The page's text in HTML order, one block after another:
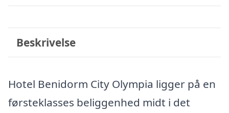
Beskrivelse
Hotel Benidorm City Olympia ligger på en
førsteklasses beliggenhed midt i det